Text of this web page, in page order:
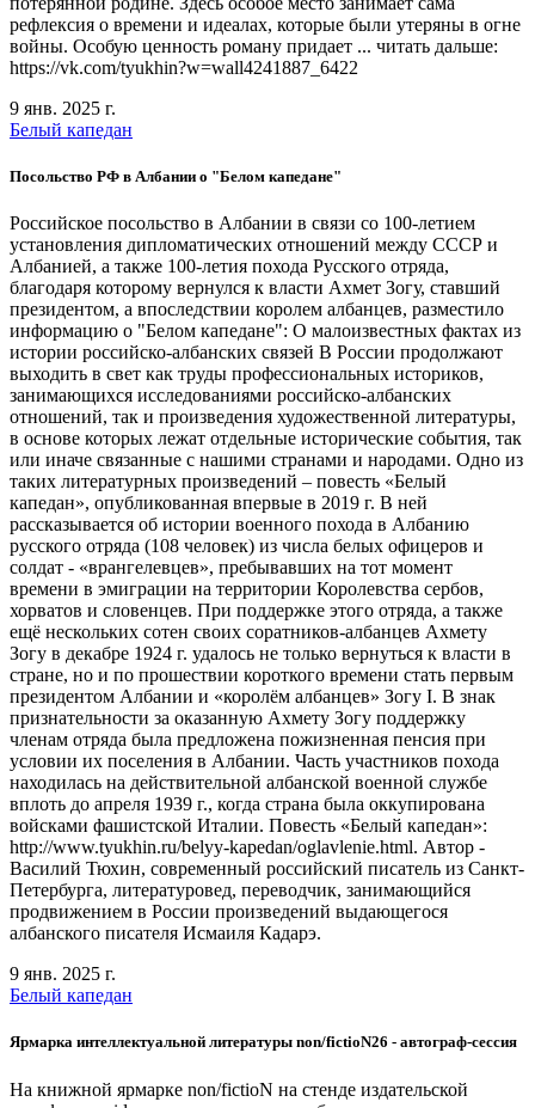
рефлексия о времени и идеалах, которые были утеряны в огне
войны. Особую ценность роману придает ... читать дальше:
https://vk.com/tyukhin?w=wall4241887_6422
9 янв. 2025 г.
Белый капедан
Посольство РФ в Албании о "Белом капедане"
Российское посольство в Албании в связи со 100-летием
установления дипломатических отношений между СССР и
Албанией, а также 100-летия похода Русского отряда,
благодаря которому вернулся к власти Ахмет Зогу, ставший
президентом, а впоследствии королем албанцев, разместило
информацию о "Белом капедане": О малоизвестных фактах из
истории российско-албанских связей В России продолжают
выходить в свет как труды профессиональных историков,
занимающихся исследованиями российско-албанских
отношений, так и произведения художественной литературы,
в основе которых лежат отдельные исторические события, так
или иначе связанные с нашими странами и народами. Одно из
таких литературных произведений – повесть «Белый
капедан», опубликованная впервые в 2019 г. В ней
рассказывается об истории военного похода в Албанию
русского отряда (108 человек) из числа белых офицеров и
солдат - «врангелевцев», пребывавших на тот момент
времени в эмиграции на территории Королевства сербов,
хорватов и словенцев. При поддержке этого отряда, а также
ещё нескольких сотен своих соратников-албанцев Ахмету
Зогу в декабре 1924 г. удалось не только вернуться к власти в
стране, но и по прошествии короткого времени стать первым
президентом Албании и «королём албанцев» Зогу I. В знак
признательности за оказанную Ахмету Зогу поддержку
членам отряда была предложена пожизненная пенсия при
условии их поселения в Албании. Часть участников похода
находилась на действительной албанской военной службе
вплоть до апреля 1939 г., когда страна была оккупирована
войсками фашистской Италии. Повесть «Белый капедан»:
http://www.tyukhin.ru/belyy-kapedan/oglavlenie.html. Автор -
Василий Тюхин, современный российский писатель из Санкт-
Петербурга, литературовед, переводчик, занимающийся
продвижением в России произведений выдающегося
албанского писателя Исмаиля Кадарэ.
9 янв. 2025 г.
Белый капедан
Ярмарка интеллектуальной литературы non/fictioN26 - автограф-сессия
На книжной ярмарке non/fictioN на стенде издательской